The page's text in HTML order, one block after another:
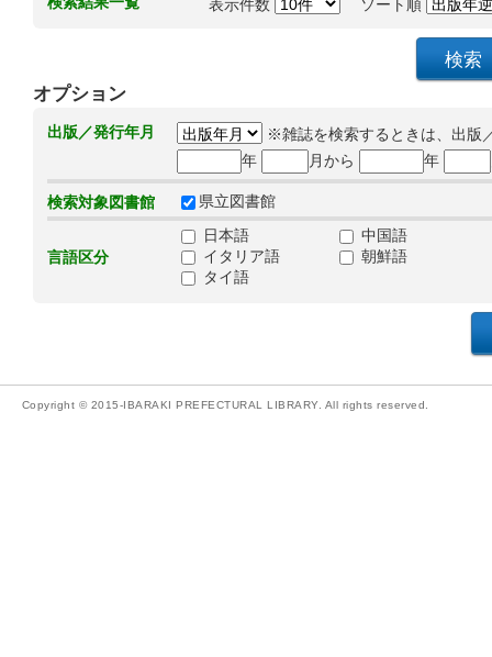
表示件数 ソート順
オプション
出版／発行年月
※雑誌を検索するときは、出版
年
月から 年
検索対象図書館 県立図書館
言語区分
日本語
中国語
イタリア語
朝鮮語
タイ語
Copyright © 2015-IBARAKI PREFECTURAL LIBRARY. All rights reserved.